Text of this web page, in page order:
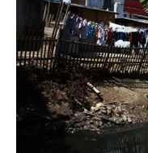
Publicidade Legal
Anuncie
Quem Somos
Expediente
Publicidade Legal
Anuncie
Quem Somos
Expediente
Publicidade Legal
Anuncie
Quem Somos
Expediente
Publicidade Legal
Anuncie
Quem Somos
Expediente